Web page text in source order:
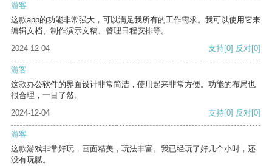
游客
这款app的功能非常强大，可以满足我所有的工作需求。我可以使用它来
编辑文档、制作演示文稿、管理日程安排等。
2024-12-04
支持[0] 反对[0]
游客
这款办公软件的界面设计非常简洁，使用起来非常方便。功能的布局也
很合理，一目了然。
2024-12-04
支持[0] 反对[0]
游客
这款游戏非常好玩，画面精美，玩法丰富。我已经玩了好几个小时，还
没有玩腻。